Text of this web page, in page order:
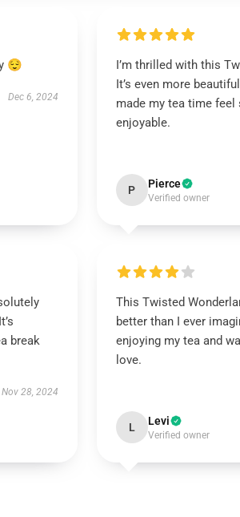
😌
Dec 6, 2024
I’m thrilled with this
It’s even more
made my tea time feel
enjoyable.
P Pierce
Verified owner
break
Nov 28, 2024
This Twisted
better than I ever
enjoying my tea and
love.
L Levi
Verified owner